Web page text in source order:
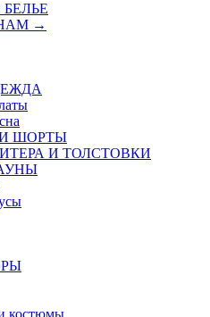
→
ШОРТЫ
И ТОЛСТОВКИ
костюмы